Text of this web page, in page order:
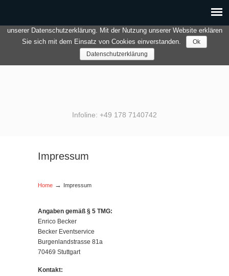
Infoline: +49 178 7140742
Impressum
Home → Impressum
Angaben gemäß § 5 TMG:
Enrico Becker
Becker Eventservice
Burgenlandstrasse 81a
70469 Stuttgart
Kontakt:
Wir verwenden Cookies um den Besuch unserer Website so angenehm
unserer Datenschutzerklärung. Mit der Nutzung unserer Website erklären
Sie sich mit dem Einsatz von Cookies einverstanden.
Ok
Datenschutzerklärung